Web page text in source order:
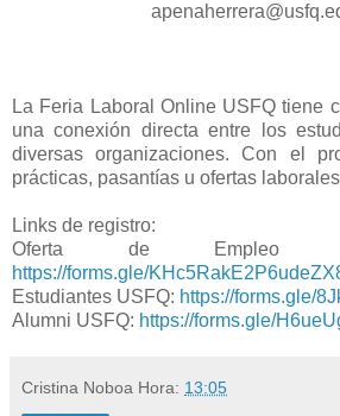
La Feria Laboral Online USFQ tiene
una conexión directa entre los
diversas organizaciones. Con el
prácticas, pasantías u ofertas
Links de registro:
Oferta de Empleo
https://forms.gle/
Estudiantes USFQ: https://forms.gle/
Alumni USFQ: https://forms.gle/
Cristina Noboa Hora: 13:05